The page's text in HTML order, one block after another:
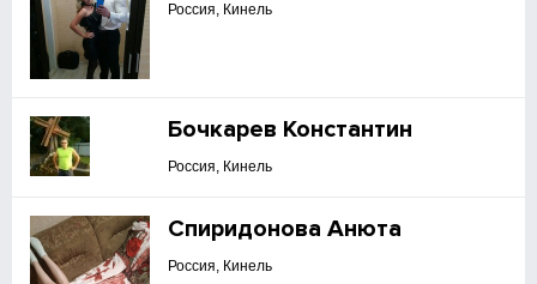
Россия, Кинель
Бочкарев Константин
Россия, Кинель
Спиридонова Анюта
Россия, Кинель